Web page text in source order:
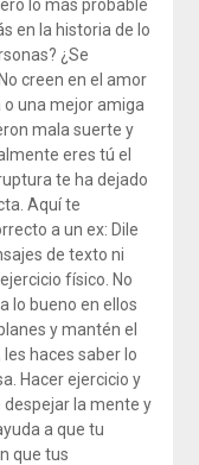
lo más probable
en la historia de lo
¿Se
creen en el amor
una mejor amiga
mala suerte y
eres tú el
te ha dejado
Aquí te
a un ex: Dile
de texto ni
físico. No
lo bueno en ellos
y mantén el
haces saber lo
Hacer ejercicio y
la mente y
a que tu
que tus